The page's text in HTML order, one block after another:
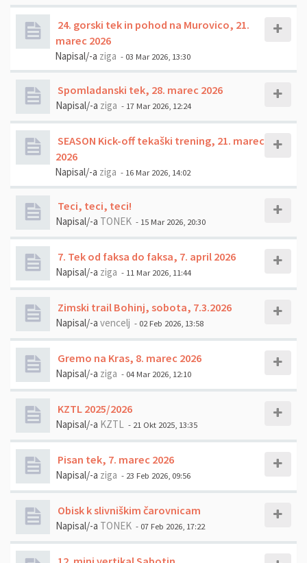
24. gorski tek in pohod na Murovico, 21.
marec 2026
Napisal/-a ziga - 03 Mar 2026, 13:30
Spomladanski tek, 28. marec 2026
Napisal/-a ziga - 17 Mar 2026, 12:24
SEASON Kick-off tekaški trening, 21. marec
2026
Napisal/-a ziga - 16 Mar 2026, 14:02
Teci, teci, teci!
Napisal/-a TONEK - 15 Mar 2026, 20:30
7. Tek od faksa do faksa, 7. april 2026
Napisal/-a ziga - 11 Mar 2026, 11:44
Zimski trail Bohinj, sobota, 7.3.2026
Napisal/-a vencelj - 02 Feb 2026, 13:58
Gremo na Kras, 8. marec 2026
Napisal/-a ziga - 04 Mar 2026, 12:10
KZTL 2025/2026
Napisal/-a KZTL - 21 Okt 2025, 13:35
Pisan tek, 7. marec 2026
Napisal/-a ziga - 23 Feb 2026, 09:56
Obisk k slivniškim čarovnicam
Napisal/-a TONEK - 07 Feb 2026, 17:22